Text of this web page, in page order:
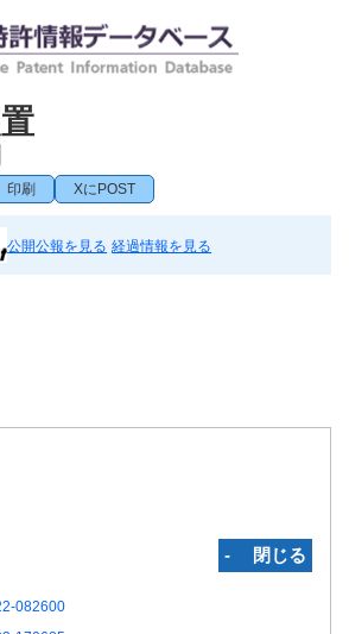
印刷 XにPOST
公開公報を見る 経過情報を見る
‐ 閉じる
082600